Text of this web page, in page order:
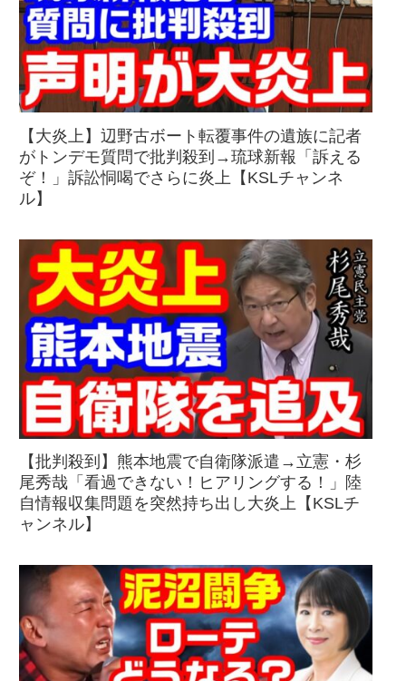
【大炎上】辺野古ボート転覆事件の遺族に記者
がトンデモ質問で批判殺到→琉球新報「訴える
ぞ！」訴訟恫喝でさらに炎上【KSLチャンネ
ル】
【批判殺到】熊本地震で自衛隊派遣→立憲・杉
尾秀哉「看過できない！ヒアリングする！」陸
自情報収集問題を突然持ち出し大炎上【KSLチ
ャンネル】